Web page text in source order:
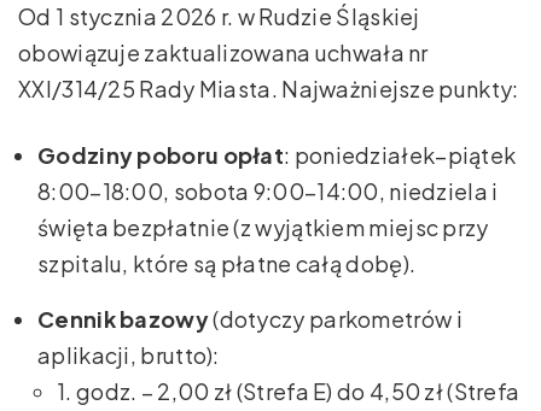
Od 1 stycznia 2026 r. w Rudzie Śląskiej
obowiązuje zaktualizowana uchwała nr
XXI/314/25 Rady Miasta. Najważniejsze punkty:
Godziny poboru opłat: poniedziałek–piątek
8:00–18:00, sobota 9:00–14:00, niedziela i
święta bezpłatnie (z wyjątkiem miejsc przy
szpitalu, które są płatne całą dobę).
Cennik bazowy(dotyczy parkometrów i
aplikacji, brutto):
1. godz. – 2,00 zł (Strefa E) do 4,50 zł (Strefa